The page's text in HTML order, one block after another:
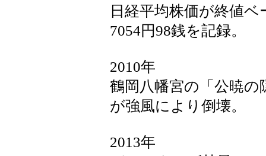
日経平均株価が終値
7054円98銭を記録。
2010年
鶴岡八幡宮の「公暁
が強風により倒壊。
2013年